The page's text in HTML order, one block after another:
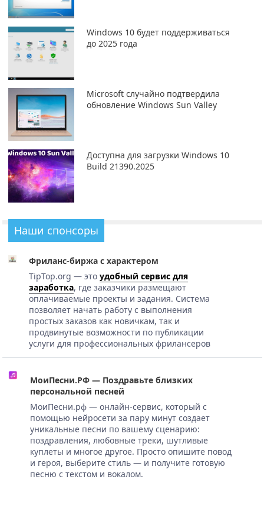
Windows 10 будет поддерживаться
до 2025 года
Microsoft случайно подтвердила
обновление Windows Sun Valley
Доступна для загрузки Windows 10
Build 21390.2025
Наши спонсоры
Фриланс-биржа с характером
TipTop.org — это удобный сервис для
заработка, где заказчики размещают
оплачиваемые проекты и задания. Система
позволяет начать работу с выполнения
простых заказов как новичкам, так и
продвинутые возможности по публикации
услуги для профессиональных фрилансеров
МоиПесни.РФ — Поздравьте близких
персональной песней
МоиПесни.рф — онлайн-сервис, который с
помощью нейросети за пару минут создает
уникальные песни по вашему сценарию:
поздравления, любовные треки, шутливые
куплеты и многое другое. Просто опишите повод
и героя, выберите стиль — и получите готовую
песню с текстом и вокалом.